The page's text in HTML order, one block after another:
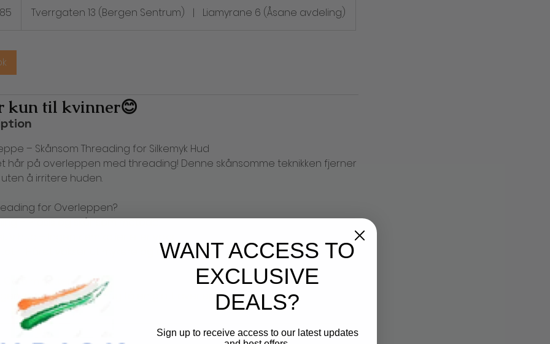
Tverrgaten 13 (Bergen Sentrum) | Liamyrane 6 (Åsane avdeling)
– Skånsom Threading for Silkemyk Hud
hår på overleppen med threading! Denne skånsomme teknikken fjerner
å irritere huden.
for Overleppen?
– Presis og skånsom metode.
– Håret vokser ut mykere og tynnere.
Ca. 5 minutter
kun til kvinner😊
WANT ACCESS TO
EXCLUSIVE
DEALS?
Sign up to receive access to our latest updates